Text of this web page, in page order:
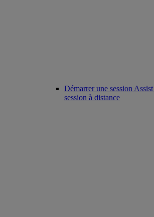
Démarrer une session
session à distance